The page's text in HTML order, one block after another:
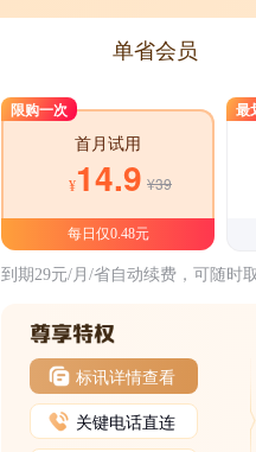
单省会员
限购一次
首月试用
¥14.9 ¥39
每日仅0.48元
最
到期29元/月/省自动续费，可随时取
标讯详情查看
关键电话直连